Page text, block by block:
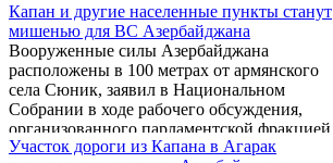
укрупненной общины Капан Сюникской
области Армении Геворг Парсян.
Капан и другие населенные пункты станут
мишенью для ВС Азербайджана
Вооруженные силы Азербайджана
расположены в 100 метрах от армянского
села Сюник, заявил в Национальном
Собрании в ходе рабочего обсуждения,
организованного парламентской фракцией
партии "Процветающая Армения", глава
Участок дороги из Капана в Агарак